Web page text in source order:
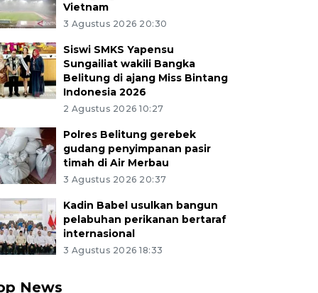
Vietnam
3 Agustus 2026 20:30
Siswi SMKS Yapensu
Sungailiat wakili Bangka
Belitung di ajang Miss Bintang
Indonesia 2026
2 Agustus 2026 10:27
Polres Belitung gerebek
gudang penyimpanan pasir
timah di Air Merbau
3 Agustus 2026 20:37
Kadin Babel usulkan bangun
pelabuhan perikanan bertaraf
internasional
3 Agustus 2026 18:33
News